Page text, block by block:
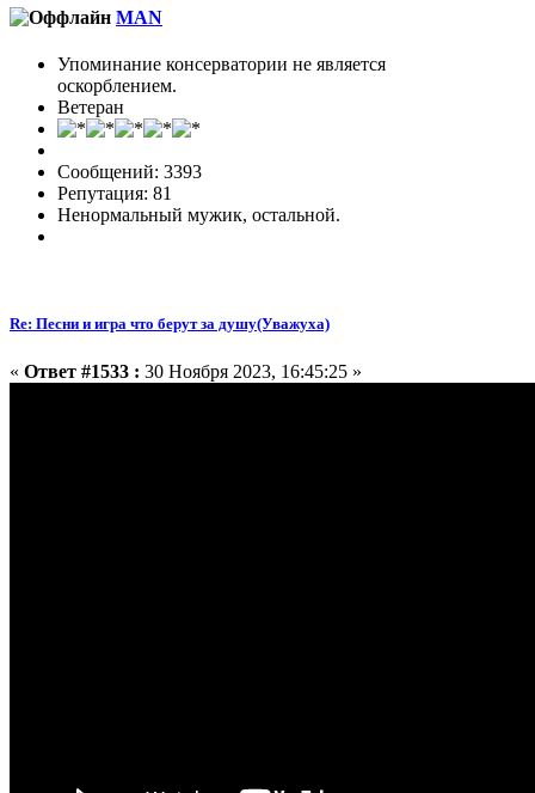
MAN
Упоминание консерватории не является
оскорблением.
Ветеран
Сообщений: 3393
Репутация: 81
Ненормальный мужик, остальной.
Re: Песни и игра что берут за душу(Уважуха)
« Ответ #1533 : 30 Ноября 2023, 16:45:25 »